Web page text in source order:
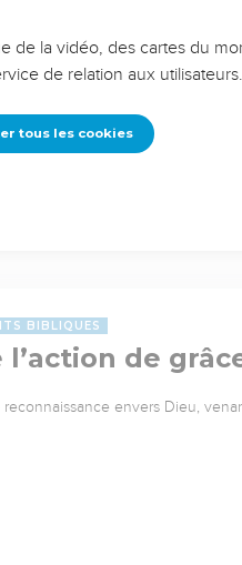
erreurs
famille,
BIBLIQUES
l’action de
reconnaissance envers Dieu,
de la vidéo, des cartes du
de relation aux utilisateurs.
tous les cookies